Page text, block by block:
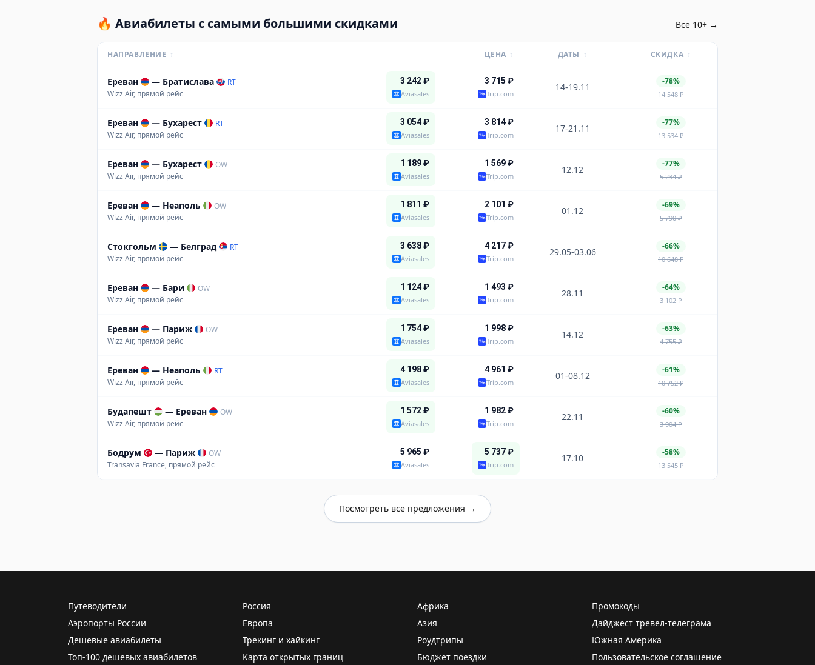
🔥 Авиабилеты с самыми большими скидками Все 10+ →
НАПРАВЛЕНИЕ ↕ ЦЕНА ↕ ДАТЫ ↕ СКИДКА ↕
Ереван — Братислава
RT
Wizz Air, прямой рейс
3 242₽
Aviasales
3 715 ₽
Trip.com
14-19.11
-78%
14 548₽
Ереван — Бухарест
RT
Wizz Air, прямой рейс
3 054₽
Aviasales
3 814₽
Trip.com
17-21.11
-77%
13 534₽
Ереван — Бухарест
OW
Wizz Air, прямой рейс
1 189₽
Aviasales
1 569₽
Trip.com
12.12
-77%
5 234₽
Ереван — Неаполь
OW
Wizz Air, прямой рейс
1 811 ₽
Aviasales
2 101 ₽
Trip.com
01.12
-69%
5 790₽
Стокгольм — Белград
RT
Wizz Air, прямой рейс
3 638₽
Aviasales
4 217₽
Trip.com
29.05-03.06
-66%
10 648₽
Ереван — Бари
OW
Wizz Air, прямой рейс
1 124₽
Aviasales
1 493 ₽
Trip.com
28.11
-64%
3 102₽
Ереван — Париж
OW
Wizz Air, прямой рейс
1 754₽
Aviasales
1 998₽
Trip.com
14.12
-63%
4 755₽
Ереван — Неаполь
RT
Wizz Air, прямой рейс
4 198₽
Aviasales
4 961 ₽
Trip.com
01-08.12
-61%
10 752₽
Будапешт — Ереван
OW
Wizz Air, прямой рейс
1 572₽
Aviasales
1 982₽
Trip.com
22.11
-60%
3 904₽
Бодрум — Париж
OW
Transavia France, прямой рейс
5 965 ₽
Aviasales
5 737₽
Trip.com
17.10
-58%
13 545₽
Посмотреть все предложения →
Путеводители Россия Африка
Промокоды
Аэропорты России
Европа Азия
Дайджест тревел-телеграма
Дешевые авиабилеты
Трекинг и хайкинг Роудтрипы
Южная Америка
Топ-100 дешевых авиабилетов
Карта открытых границ Бюджет поездки Пользовательское соглашение